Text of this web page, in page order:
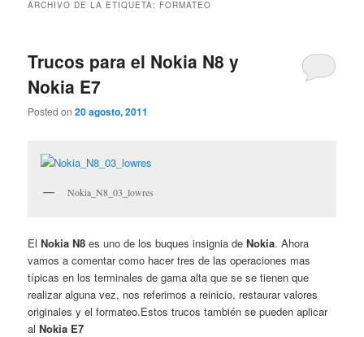
ARCHIVO DE LA ETIQUETA: FORMATEO
Trucos para el Nokia N8 y
Nokia E7
Posted on20 agosto, 2011
Nokia_N8_03_lowres
ElNokia N8 es uno de los buques insignia deNokia. Ahora
vamos a comentar como hacer tres de las operaciones mas
típicas en los terminales de gama alta que se se tienen que
realizar alguna vez, nos referimos a reinicio, restaurar valores
originales y el formateo.Estos trucos también se pueden aplicar
alNokia E7